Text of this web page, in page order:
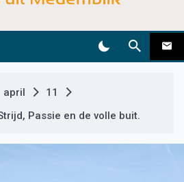
Actueel
april
11
Passie en de volle buit.